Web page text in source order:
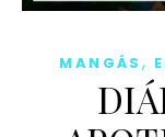
MANGÁS ,